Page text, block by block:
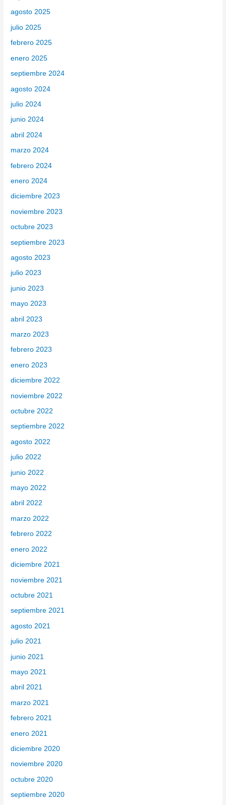
agosto 2025
julio 2025
febrero 2025
enero 2025
septiembre 2024
agosto 2024
julio 2024
junio 2024
abril 2024
marzo 2024
febrero 2024
enero 2024
diciembre 2023
noviembre 2023
octubre 2023
septiembre 2023
agosto 2023
julio 2023
junio 2023
mayo 2023
abril 2023
marzo 2023
febrero 2023
enero 2023
diciembre 2022
noviembre 2022
octubre 2022
septiembre 2022
agosto 2022
julio 2022
junio 2022
mayo 2022
abril 2022
marzo 2022
febrero 2022
enero 2022
diciembre 2021
noviembre 2021
octubre 2021
septiembre 2021
agosto 2021
julio 2021
junio 2021
mayo 2021
abril 2021
marzo 2021
febrero 2021
enero 2021
diciembre 2020
noviembre 2020
octubre 2020
septiembre 2020